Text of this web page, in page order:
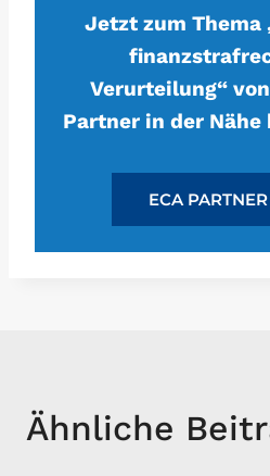
Jetzt zum Thema
Verurteilung“
Partner in der Nähe
ECA
Ähnliche